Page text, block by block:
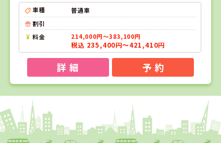
車種
普通車
割引
料金
214,000円～383,100円
税込 235,400円～421,410円
詳 細 予 約
1
岡山県
新倉敷自動車学校